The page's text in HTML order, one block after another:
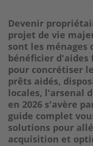
Devenir
projet de vie
sont les
bénéficier d'aides
pour concrétiser
prêts aidés,
locales, l'arsenal
en 2026 s'avère
guide complet
solutions pour
acquisition et